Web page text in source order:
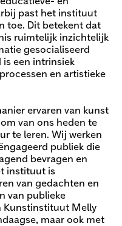
past het instituut
toe. Dit betekent dat
ruimtelijk inzichtelijk
gesocialiseerd
is een intrinsiek
en artistieke
ervaren van kunst
van ons heden te
te leren. Wij werken
publiek die
bevragen en
instituut is
van gedachten en
van publieke
Kunstinstituut Melly
maar ook met